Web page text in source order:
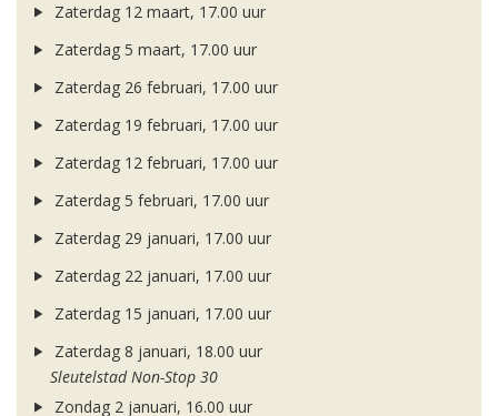
Zaterdag 12 maart, 17.00 uur
Zaterdag 5 maart, 17.00 uur
Zaterdag 26 februari, 17.00 uur
Zaterdag 19 februari, 17.00 uur
Zaterdag 12 februari, 17.00 uur
Zaterdag 5 februari, 17.00 uur
Zaterdag 29 januari, 17.00 uur
Zaterdag 22 januari, 17.00 uur
Zaterdag 15 januari, 17.00 uur
Zaterdag 8 januari, 18.00 uur
Sleutelstad Non-Stop 30
Zondag 2 januari, 16.00 uur